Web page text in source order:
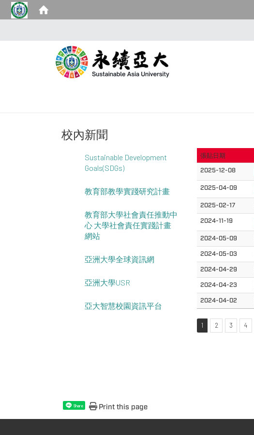
校內新聞
Sustainable Development
Goals(SDGs)
教育部教學實踐研究計畫
教育部大學社會責任推動中
心 大學社會責任實踐計畫
網站
亞洲大學全球資訊網
亞洲大學USR
亞大智慧校園資訊平台
張貼日期
2025-12-08
2025-04-09
2025-02-17
2024-11-19
2024-05-09
2024-05-03
2024-04-29
2024-04-23
2024-04-02
1 2 3 4
Share Print this page